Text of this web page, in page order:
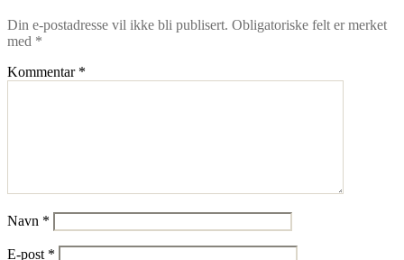
Din e-postadresse vil ikke bli publisert. Obligatoriske felt er merket
med *
Kommentar *
Navn *
E-post *